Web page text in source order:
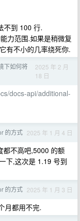
不到 100 行.
力范围.如果是稍微复
有不小的几率绕死你.
下如何将
2025 年 2 月
18 日
docs-api/additional-
的方式 2025 年 1 月 4 日
都不高吧,5000 的额
下,这次是 1.19 号到
的方式 2025 年 1 月 3 日
月都用不完.